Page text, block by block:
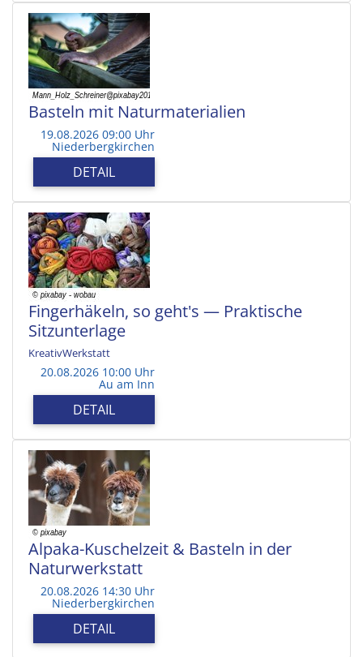
Basteln mit Naturmaterialien
19.08.2026 09:00 Uhr
Niederbergkirchen
DETAIL
Fingerhäkeln, so geht's — Praktische
Sitzunterlage
KreativWerkstatt
20.08.2026 10:00 Uhr
Au am Inn
DETAIL
Alpaka-Kuschelzeit & Basteln in der
Naturwerkstatt
20.08.2026 14:30 Uhr
Niederbergkirchen
DETAIL